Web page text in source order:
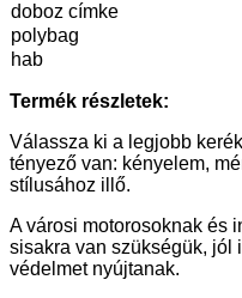
doboz címke
polybag
hab
Termék részletek:
Válassza ki a legjobb
tényező van: kényelem,
stílusához illő.
A városi motorosoknak és
sisakra van szükségük, jól
védelmet nyújtanak.